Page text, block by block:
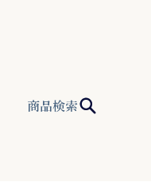
商品検索